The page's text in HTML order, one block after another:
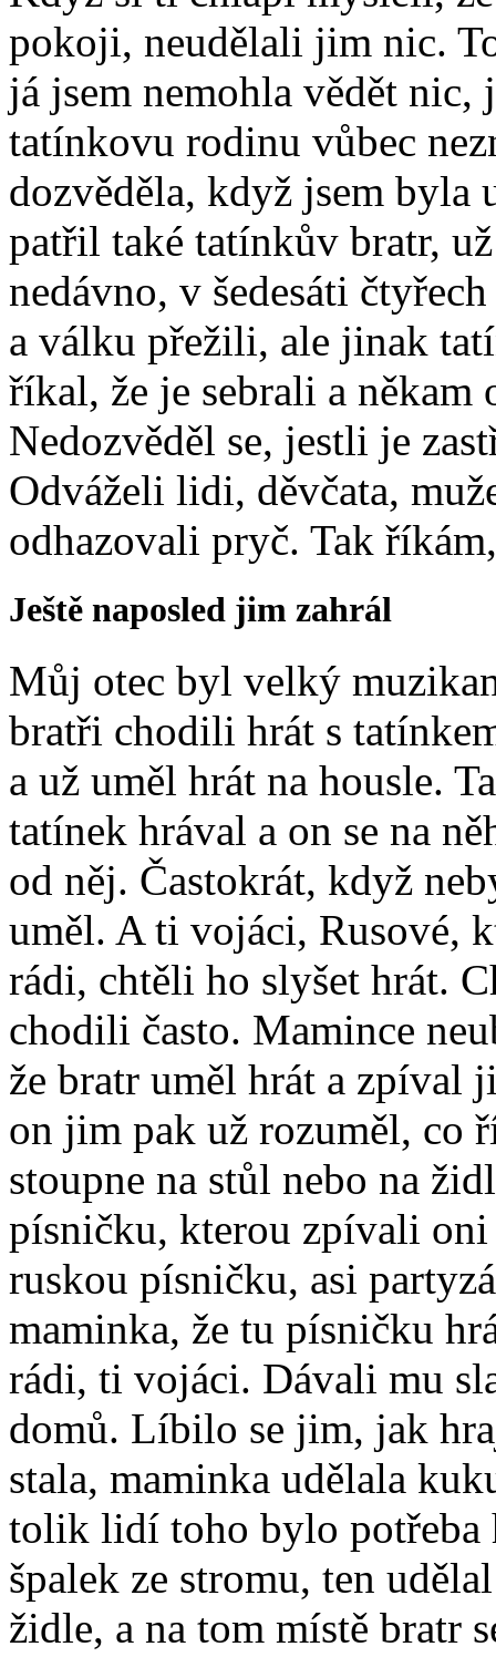
pokoji, neudělali jim nic.
já jsem nemohla vědět nic,
tatínkovu rodinu vůbec
dozvěděla, když jsem byla
patřil také tatínkův bratr,
nedávno, v šedesáti
a válku přežili, ale jinak
říkal, že je sebrali a
Nedozvěděl se, jestli je
Odváželi lidi, děvčata,
odhazovali pryč. Tak
Ještě naposled jim zahrál
Můj otec byl velký
bratři chodili hrát s
a už uměl hrát na housle.
tatínek hrával a on se na
od něj. Častokrát, když
uměl. A ti vojáci, Rusové,
rádi, chtěli ho slyšet hrát.
chodili často. Mamince
že bratr uměl hrát a zpíval
on jim pak už rozuměl, co
stoupne na stůl nebo na
písničku, kterou zpívali
ruskou písničku, asi
maminka, že tu písničku
rádi, ti vojáci. Dávali mu
domů. Líbilo se jim, jak
stala, maminka udělala
tolik lidí toho bylo potřeba
špalek ze stromu, ten
židle, a na tom místě bratr